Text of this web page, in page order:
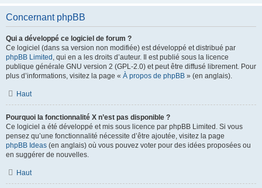
Concernant phpBB
Qui a développé ce logiciel de forum ?
Ce logiciel (dans sa version non modifiée) est développé et distribué par
phpBB Limited , qui en a les droits d’auteur. Il est publié sous la licence
publique générale GNU version 2 (GPL-2.0) et peut être diffusé librement. Pour
plus d’informations, visitez la page « À propos de phpBB » (en anglais).
Haut
Pourquoi la fonctionnalité X n’est pas disponible ?
Ce logiciel a été développé et mis sous licence par phpBB Limited. Si vous
pensez qu’une fonctionnalité nécessite d’être ajoutée, visitez la page
phpBB Ideas (en anglais) où vous pouvez voter pour des idées proposées ou
en suggérer de nouvelles.
Haut